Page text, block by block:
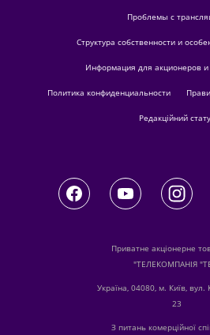
Проблемы с
Структура собственности и
Информация для акционеров
Политика конфиденциальности
Редакційний
Приватне акціонерне
"ТЕЛЕКОМПАНІЯ
Україна, 04080, м. Київ, вул.
23
З питань комерційної